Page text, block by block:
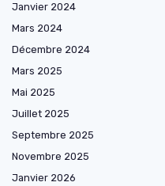
Janvier 2024
Mars 2024
Décembre 2024
Mars 2025
Mai 2025
Juillet 2025
Septembre 2025
Novembre 2025
Janvier 2026